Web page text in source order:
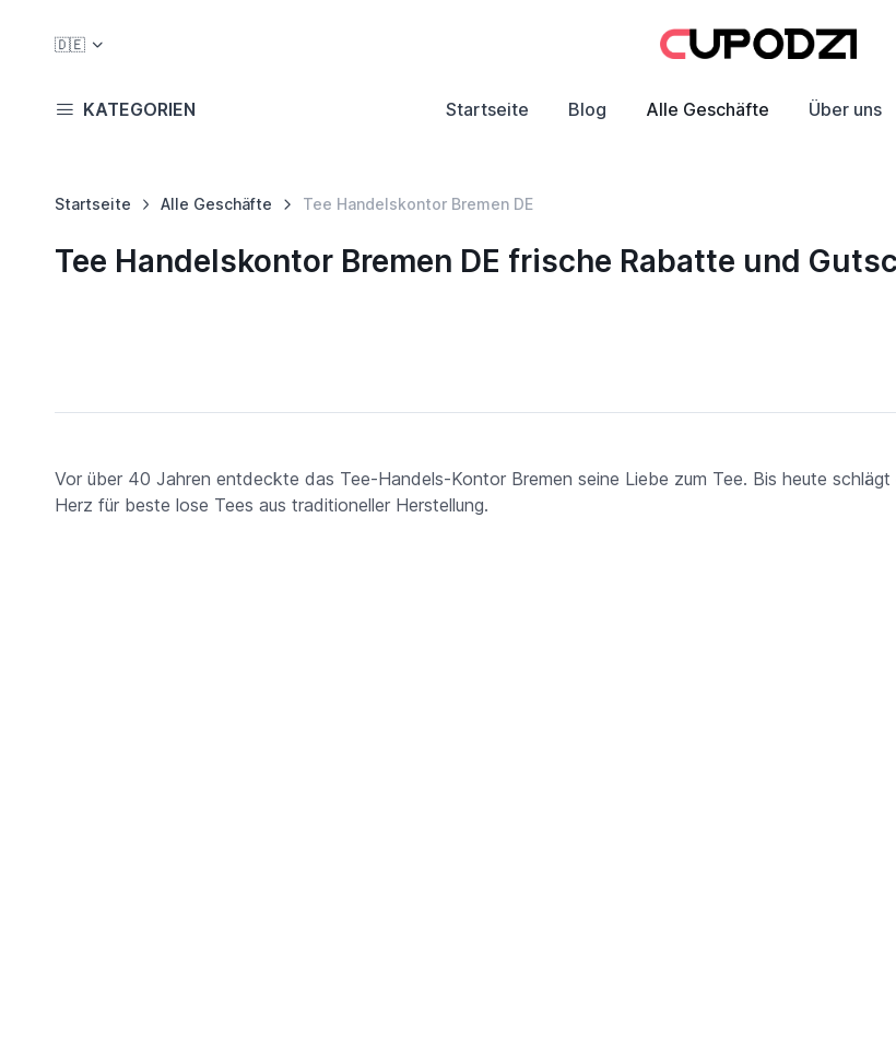
🇩🇪
KATEGORIEN Startseite Blog Alle Geschäfte Über uns
Startseite Alle Geschäfte Tee Handelskontor Bremen DE
Tee Handelskontor Bremen DE frische Rabatte und
Vor über 40 Jahren entdeckte das Tee-Handels-Kontor Bremen seine Liebe zum Tee. Bis heute schlägt
Herz für beste lose Tees aus traditioneller Herstellung.